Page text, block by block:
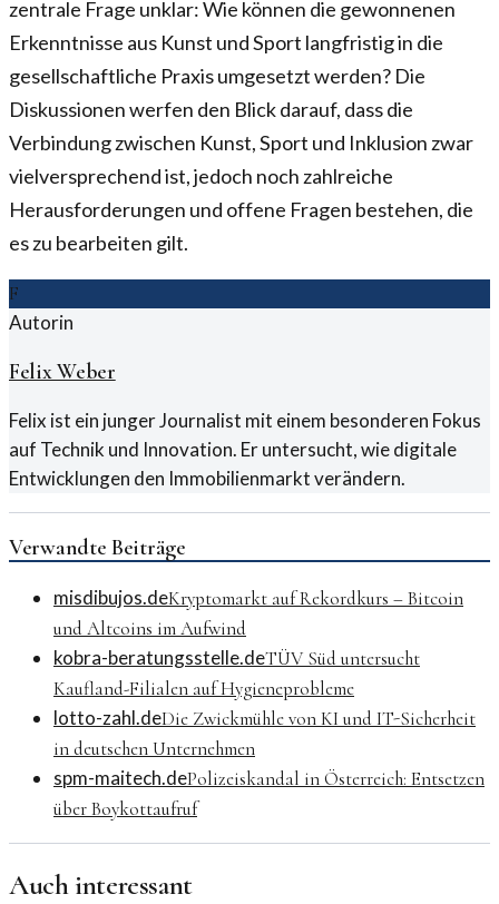
zentrale Frage unklar: Wie können die gewonnenen
Erkenntnisse aus Kunst und Sport langfristig in die
gesellschaftliche Praxis umgesetzt werden? Die
Diskussionen werfen den Blick darauf, dass die
Verbindung zwischen Kunst, Sport und Inklusion zwar
vielversprechend ist, jedoch noch zahlreiche
Herausforderungen und offene Fragen bestehen, die
es zu bearbeiten gilt.
F
Autorin
Felix Weber
Felix ist ein junger Journalist mit einem besonderen Fokus
auf Technik und Innovation. Er untersucht, wie digitale
Entwicklungen den Immobilienmarkt verändern.
Verwandte Beiträge
misdibujos.deKryptomarkt auf Rekordkurs – Bitcoin
und Altcoins im Aufwind
kobra-beratungsstelle.deTÜV Süd untersucht
Kaufland-Filialen auf Hygieneprobleme
lotto-zahl.deDie Zwickmühle von KI und IT-Sicherheit
in deutschen Unternehmen
spm-maitech.dePolizeiskandal in Österreich: Entsetzen
über Boykottaufruf
Auch interessant